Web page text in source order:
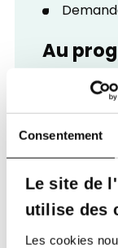
Consentement
Le site de
utilise des
Les cookies
Au
Le focus se
techniques,
Un